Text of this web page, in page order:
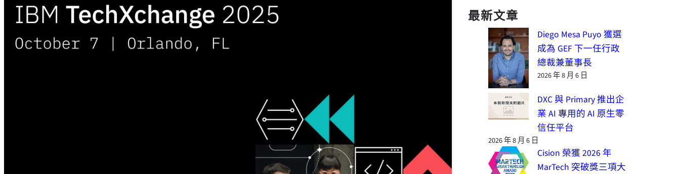
最新文章
Diego Mesa Puyo 獲選
成為 GEF 下一任行政
總裁兼董事長
2026 年 8 月 6 日
DXC 與 Primary 推出企
業 AI 專用的 AI 原生零
信任平台
2026 年 8 月 6 日
Cision 榮獲 2026 年
MarTech 突破獎三項大